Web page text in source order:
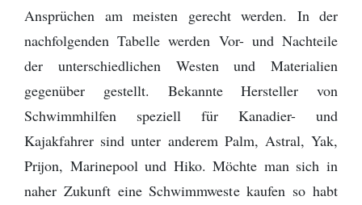
Ansprüchen am meisten gerecht werden. In der
nachfolgenden Tabelle werden Vor- und Nachteile
der unterschiedlichen Westen und Materialien
gegenüber gestellt. Bekannte Hersteller von
Schwimmhilfen speziell für Kanadier- und
Kajakfahrer sind unter anderem Palm, Astral, Yak,
Prijon, Marinepool und Hiko. Möchte man sich in
naher Zukunft eine Schwimmweste kaufen so habt